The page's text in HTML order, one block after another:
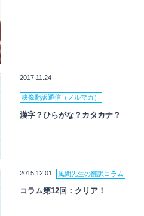
2017.11.24
映像翻訳通信（メルマガ）
漢字？ひらがな？カタカナ？
2015.12.01 風間先生の翻訳コラム
コラム第12回：クリア！